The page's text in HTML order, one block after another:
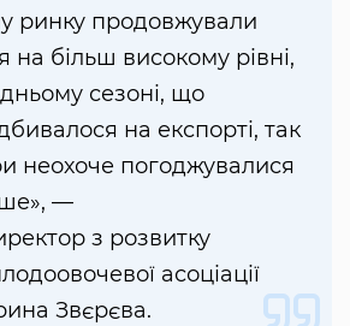
ринку продовжували
на більш високому рівні,
сезоні, що
на експорті, так
неохоче погоджувалися
—
з розвитку
асоціації
Звєрєва.